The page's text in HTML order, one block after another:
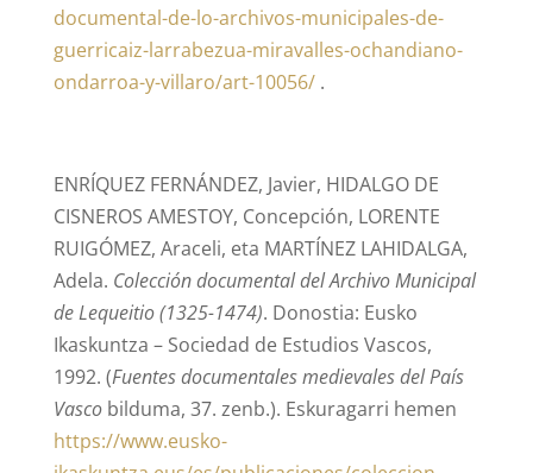
documental-de-lo-archivos-municipales-de-
guerricaiz-larrabezua-miravalles-ochandiano-
ondarroa-y-villaro/art-10056/.
ENRÍQUEZ FERNÁNDEZ, Javier, HIDALGO DE
CISNEROS AMESTOY, Concepción, LORENTE
RUIGÓMEZ, Araceli, eta MARTÍNEZ LAHIDALGA,
Adela. Colección documental del Archivo Municipal
de Lequeitio (1325-1474). Donostia: Eusko
Ikaskuntza – Sociedad de Estudios Vascos,
1992. (Fuentes documentales medievales del País
Vasco bilduma, 37. zenb.). Eskuragarri hemen
https://www.eusko-